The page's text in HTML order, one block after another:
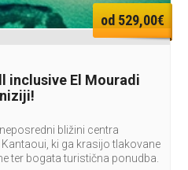
od 529,00€
inclusive El Mouradi
bližini centra
ki ga krasijo tlakovane
ter bogata turistična ponudba.